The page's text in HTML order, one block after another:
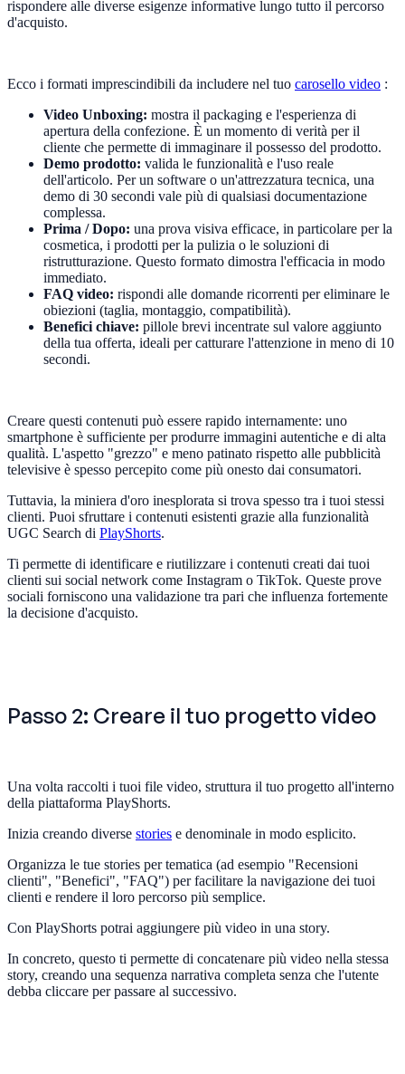
rispondere alle diverse esigenze informative lungo tutto il percorso
d'acquisto.
Ecco i formati imprescindibili da includere nel tuo carosello video :
Video Unboxing: mostra il packaging e l'esperienza di
apertura della confezione. È un momento di verità per il
cliente che permette di immaginare il possesso del prodotto.
Demo prodotto: valida le funzionalità e l'uso reale
dell'articolo. Per un software o un'attrezzatura tecnica, una
demo di 30 secondi vale più di qualsiasi documentazione
complessa.
Prima / Dopo: una prova visiva efficace, in particolare per la
cosmetica, i prodotti per la pulizia o le soluzioni di
ristrutturazione. Questo formato dimostra l'efficacia in modo
immediato.
FAQ video: rispondi alle domande ricorrenti per eliminare le
obiezioni (taglia, montaggio, compatibilità).
Benefici chiave: pillole brevi incentrate sul valore aggiunto
della tua offerta, ideali per catturare l'attenzione in meno di 10
secondi.
Creare questi contenuti può essere rapido internamente: uno
smartphone è sufficiente per produrre immagini autentiche e di alta
qualità. L'aspetto "grezzo" e meno patinato rispetto alle pubblicità
televisive è spesso percepito come più onesto dai consumatori.
Tuttavia, la miniera d'oro inesplorata si trova spesso tra i tuoi stessi
clienti. Puoi sfruttare i contenuti esistenti grazie alla funzionalità
UGC Search di PlayShorts.
Ti permette di identificare e riutilizzare i contenuti creati dai tuoi
clienti sui social network come Instagram o TikTok. Queste prove
sociali forniscono una validazione tra pari che influenza fortemente
la decisione d'acquisto.
Passo 2: Creare il tuo progetto video
Una volta raccolti i tuoi file video, struttura il tuo progetto all'interno
della piattaforma PlayShorts.
Inizia creando diverse stories e denominale in modo esplicito.
Organizza le tue stories per tematica (ad esempio "Recensioni
clienti", "Benefici", "FAQ") per facilitare la navigazione dei tuoi
clienti e rendere il loro percorso più semplice.
Con PlayShorts potrai aggiungere più video in una story.
In concreto, questo ti permette di concatenare più video nella stessa
story, creando una sequenza narrativa completa senza che l'utente
debba cliccare per passare al successivo.